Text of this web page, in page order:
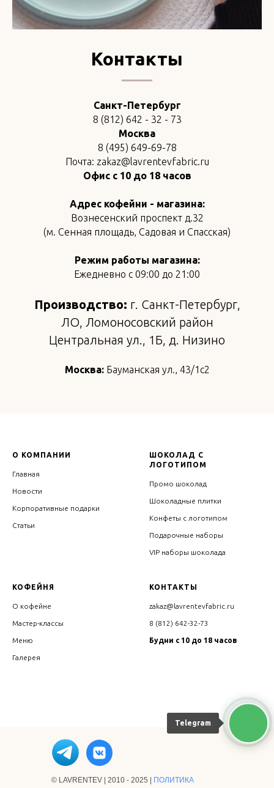
Telegram
Контакты
Санкт-Петербург
8 (812) 642 - 32 - 73
Москва
8 (495) 649-69-78
Почта: zakaz@lavrentevfabric.ru
Офис с 10 до 18 часов
Адрес кофейни - магазина:
Вознесенский проспект д.32
(м. Сенная площадь, Садовая и Спасская)
Режим работы магазина:
Ежедневно с 09:00 до 21:00
Производство: г. Санкт-Петербург,
ЛО, Ломоносовский район
Центральная ул., 1Б, д. Низино
Москва:Бауманская ул., 43/1с2
О КОМПАНИИ
Главная
Новости
Корпоративные подарки
Статьи
ШОКОЛАД С
ЛОГОТИПОМ
Промо шоколад
Шоколадные плитки
Конфеты с логотипом
Подарочные наборы
VIP наборы шоколада
КОФЕЙНЯ
О кофейне
Мастер-классы
Меню
Галерея
КОНТАКТЫ
zakaz@lavrentevfabric.ru
8 (812) 642-32-73
Будни с 10 до 18 часов
© LAVRENTEV | 2010 - 2025 | ПОЛИТИКА